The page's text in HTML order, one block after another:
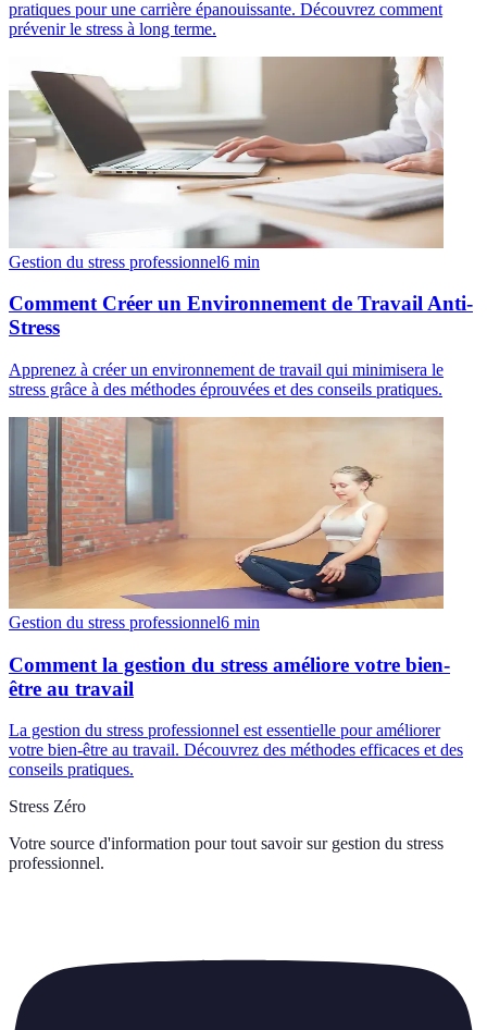
pratiques pour une carrière épanouissante. Découvrez comment
prévenir le stress à long terme.
Gestion du stress professionnel6 min
Comment Créer un Environnement de Travail Anti-
Stress
Apprenez à créer un environnement de travail qui minimisera le
stress grâce à des méthodes éprouvées et des conseils pratiques.
Gestion du stress professionnel6 min
Comment la gestion du stress améliore votre bien-
être au travail
La gestion du stress professionnel est essentielle pour améliorer
votre bien-être au travail. Découvrez des méthodes efficaces et des
conseils pratiques.
Stress Zéro
Votre source d'information pour tout savoir sur gestion du stress
professionnel.